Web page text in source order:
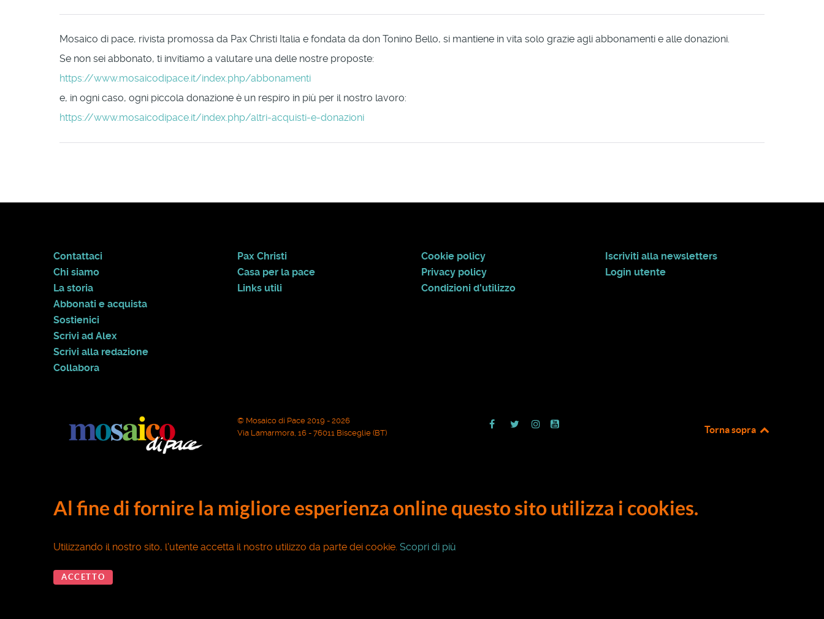
Mosaico di pace, rivista promossa da Pax Christi Italia e fondata da don Tonino Bello, si mantiene in vita solo grazie agli abbonamenti e alle donazioni.
Se non sei abbonato, ti invitiamo a valutare una delle nostre proposte:
https://www.mosaicodipace.it/index.php/abbonamenti
e, in ogni caso, ogni piccola donazione è un respiro in più per il nostro lavoro:
https://www.mosaicodipace.it/index.php/altri-acquisti-e-donazioni
Contattaci
Chi siamo
La storia
Abbonati e acquista
Sostienici
Scrivi ad Alex
Scrivi alla redazione
Collabora
Pax Christi
Casa per la pace
Links utili
Cookie policy
Privacy policy
Condizioni d'utilizzo
Iscriviti alla newsletters
Login utente
© Mosaico di Pace 2019 - 2026
Via Lamarmora, 16 - 76011 Bisceglie (BT)
Torna sopra
Al fine di fornire la migliore esperienza online questo sito utilizza i cookies.
Utilizzando il nostro sito, l'utente accetta il nostro utilizzo da parte dei cookie. Scopri di più
ACCETTO